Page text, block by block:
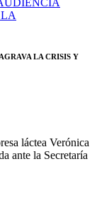
LA CRISIS Y
láctea Verónica
ante la Secretaría